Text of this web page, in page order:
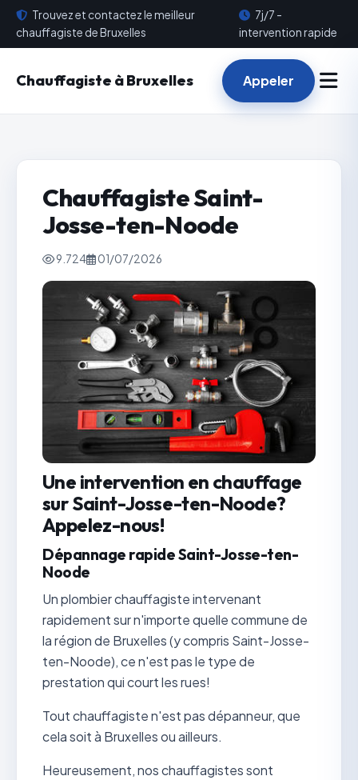
Trouvez et contactez le meilleur
chauffagiste de Bruxelles
7j/7 -
intervention rapide
Chauffagiste à Bruxelles Appeler
Chauffagiste Saint-
Josse-ten-Noode
9.724 01/07/2026
Une intervention en chauffage
sur Saint-Josse-ten-Noode?
Appelez-nous!
Dépannage rapide Saint-Josse-ten-
Noode
Un plombier chauffagiste intervenant
rapidement sur n'importe quelle commune de
la région de Bruxelles (y compris Saint-Josse-
ten-Noode), ce n'est pas le type de
prestation qui court les rues!
Tout chauffagiste n'est pas dépanneur, que
cela soit à Bruxelles ou ailleurs.
Heureusement, nos chauffagistes sont